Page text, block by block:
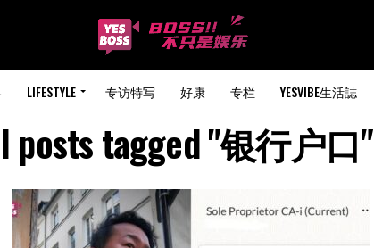
LIFESTYLE 专访特写 好康 专栏 YESVIBE生活誌
posts tagged "银行户口"